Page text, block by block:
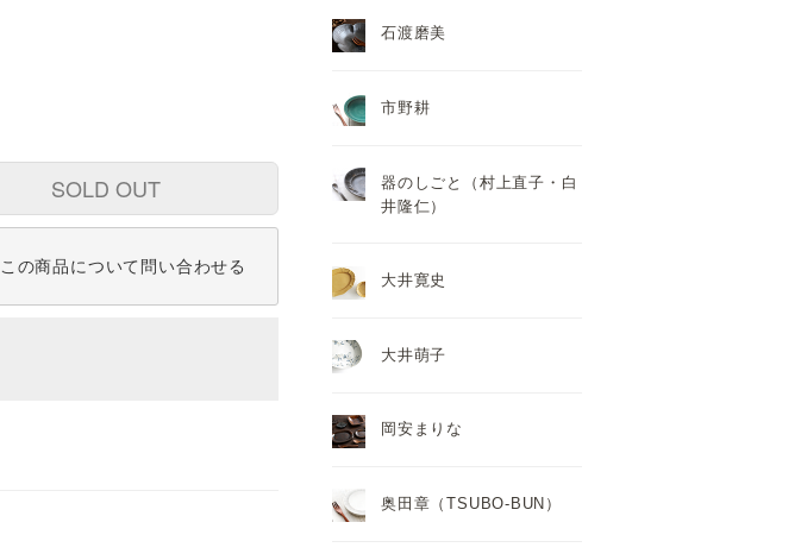
SOLD OUT
この商品について問い合わせる
石渡磨美
市野耕
器のしごと（村上直子・白
井隆仁）
大井寛史
大井萌子
岡安まりな
奥田章（TSUBO-BUN）